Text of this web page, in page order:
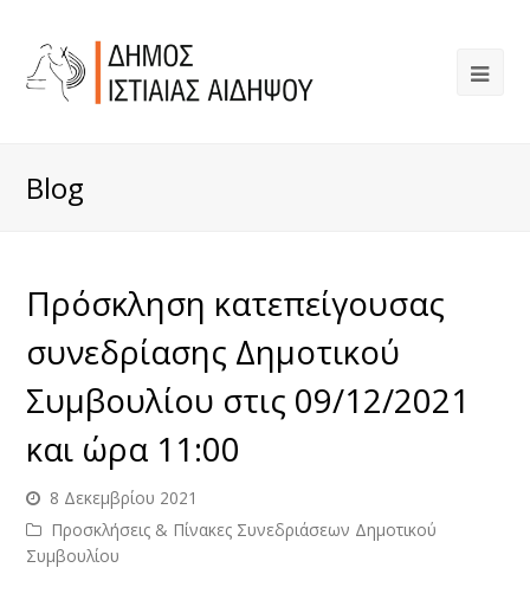
Blog
Πρόσκληση κατεπείγουσας
συνεδρίασης Δημοτικού
Συμβουλίου στις 09/12/2021
και ώρα 11:00
8 Δεκεμβρίου 2021
Προσκλήσεις & Πίνακες Συνεδριάσεων Δημοτικού
Συμβουλίου